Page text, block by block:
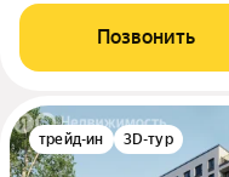
Позвонить
трейд-ин 3D-тур